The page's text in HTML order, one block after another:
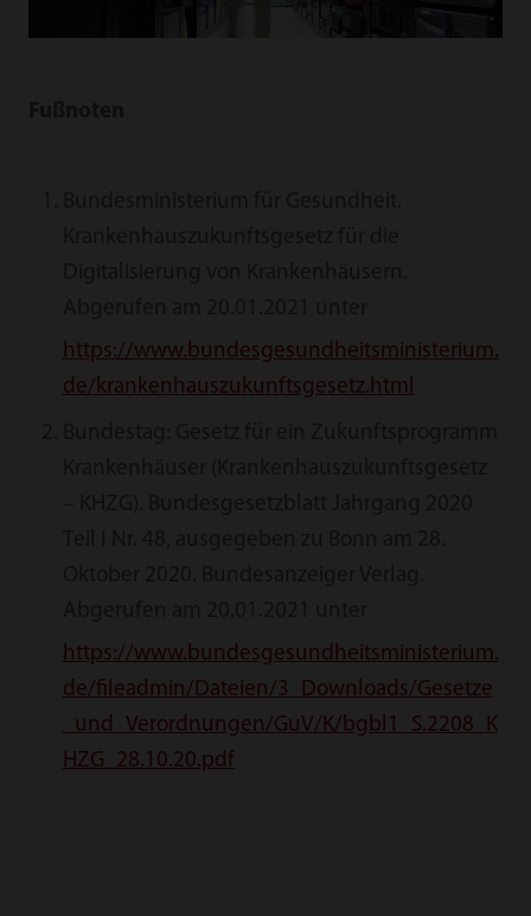
https://www.bundesgesundheitsministerium.
de/krankenhauszukunftsgesetz.html
https://www.bundesgesundheitsministerium.
de/fileadmin/Dateien/3_Downloads/Gesetze
_und_Verordnungen/GuV/K/bgbl1_S.2208_K
HZG_28.10.20.pdf